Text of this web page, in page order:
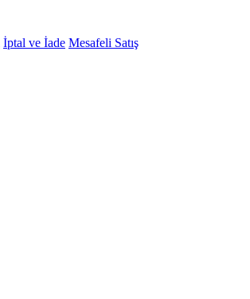
İptal ve İade Mesafeli Satış